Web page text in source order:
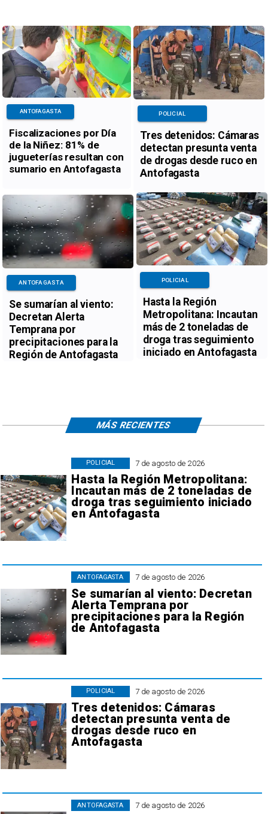
Fiscalizaciones por Día
de la Niñez: 81% de
jugueterías resultan con
sumario en Antofagasta
ANTOFAGASTA
Tres detenidos: Cámaras
detectan presunta venta
de drogas desde ruco en
Antofagasta
POLICIAL
Se sumarían al viento:
Decretan Alerta
Temprana por
precipitaciones para la
Región de Antofagasta
ANTOFAGASTA
Hasta la Región
Metropolitana: Incautan
más de 2 toneladas de
droga tras seguimiento
iniciado en Antofagasta
POLICIAL
7 de agosto de 2026
Hasta la Región Metropolitana:
Incautan más de 2 toneladas de
droga tras seguimiento iniciado
en Antofagasta
POLICIAL
7 de agosto de 2026
Se sumarían al viento: Decretan
Alerta Temprana por
precipitaciones para la Región
de Antofagasta
ANTOFAGASTA
7 de agosto de 2026
Tres detenidos: Cámaras
detectan presunta venta de
drogas desde ruco en
Antofagasta
POLICIAL
7 de agosto de 2026
ANTOFAGASTA
MÁS RECIENTES